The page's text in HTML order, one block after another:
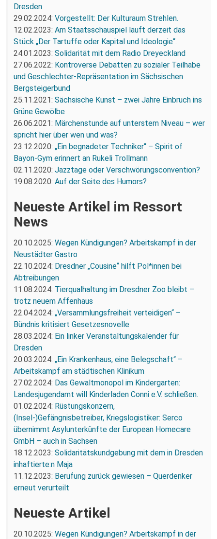
Dresden
29.02.2024: Vorgestellt: Der Kulturaum Strehlen.
12.02.2023: Am Staatsschauspiel läuft derzeit das
Stück „Der Tartuffe oder Kapital und Ideologie“.
24.01.2023: Solidarität mit dem Radio Dreyeckland
27.06.2022: Kontroverse Debatten zu sozialer Teilhabe
und Geschlechter-Repräsentation im Sächsischen
Bergsteigerbund
25.11.2021: Sächsische Kunst – zwei Jahre Einbruch ins
Grüne Gewölbe
26.06.2021: Märchenstunde auf unterstem Niveau – wer
spricht hier über wen und was?
23.12.2020: „Ein begnadeter Techniker“ – Spirit of
Bayon-Gym erinnert an Rukeli Trollmann
02.11.2020: Jazztage oder Verschwörungsconvention?
19.08.2020: Auf der Seite des Humors?
Neueste Artikel im Ressort
News
20.10.2025: Wegen Kündigungen? Arbeitskampf in der
Neustädter Gastro
22.10.2024: Dresdner „Cousine“ hilft Pol*innen bei
Abtreibungen
11.08.2024: Tierqualhaltung im Dresdner Zoo bleibt –
trotz neuem Affenhaus
22.04.2024: „Versammlungsfreiheit verteidigen“ –
Bündnis kritisiert Gesetzesnovelle
28.03.2024: Ein linker Veranstaltungskalender für
Dresden
20.03.2024: „Ein Krankenhaus, eine Belegschaft“ –
Arbeitskampf am städtischen Klinikum
27.02.2024: Das Gewaltmonopol im Kindergarten:
Landesjugendamt will Kinderladen Conni e.V. schließen.
01.02.2024: Rüstungskonzern,
(Insel-)Gefängnisbetreiber, Kriegslogistiker: Serco
übernimmt Asylunterkünfte der European Homecare
GmbH – auch in Sachsen
18.12.2023: Solidaritätskundgebung mit dem in Dresden
inhaftierte:n Maja
11.12.2023: Berufung zurück gewiesen – Querdenker
erneut verurteilt
Neueste Artikel
20.10.2025: Wegen Kündigungen? Arbeitskampf in der